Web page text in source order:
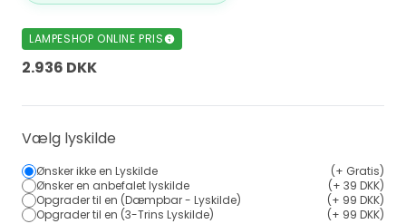
LAMPESHOP ONLINE PRIS
2.936 DKK
Vælg lyskilde
Ønsker ikke en Lyskilde
(+ Gratis)
Ønsker en anbefalet lyskilde
(+ 39 DKK)
Opgrader til en (Dæmpbar - Lyskilde)
(+ 99 DKK)
Opgrader til en (3-Trins Lyskilde)
(+ 99 DKK)